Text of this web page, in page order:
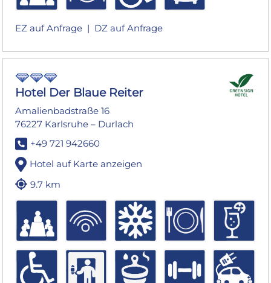
EZ auf Anfrage | DZ auf Anfrage
Hotel Der Blaue Reiter
Amalienbadstraße 16
76227 Karlsruhe – Durlach
+49 721 942660
Hotel auf Karte anzeigen
9.7 km